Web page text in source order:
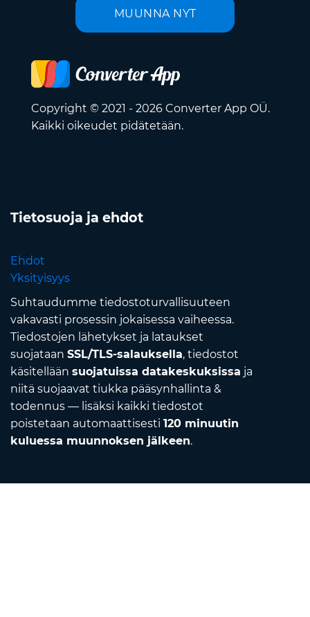
MUUNNA NYT
Copyright © 2021 - 2026 Converter App OÜ.
Kaikki oikeudet pidätetään.
Tietosuoja ja ehdot
Ehdot
Yksityisyys
Suhtaudumme tiedostoturvallisuuteen
vakavasti prosessin jokaisessa vaiheessa.
Tiedostojen lähetykset ja lataukset
suojataan SSL/TLS-salauksella, tiedostot
käsitellään suojatuissa datakeskuksissa ja
niitä suojaavat tiukka pääsynhallinta &
todennus — lisäksi kaikki tiedostot
poistetaan automaattisesti 120 minuutin
kuluessa muunnoksen jälkeen.